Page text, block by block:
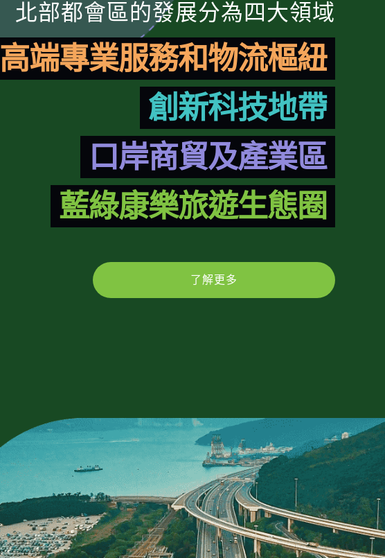
北部都會區的發展分為四大領域
高端專業服務和物流樞紐
創新科技地帶
口岸商貿及產業區
藍綠康樂旅遊生態圈
了解更多